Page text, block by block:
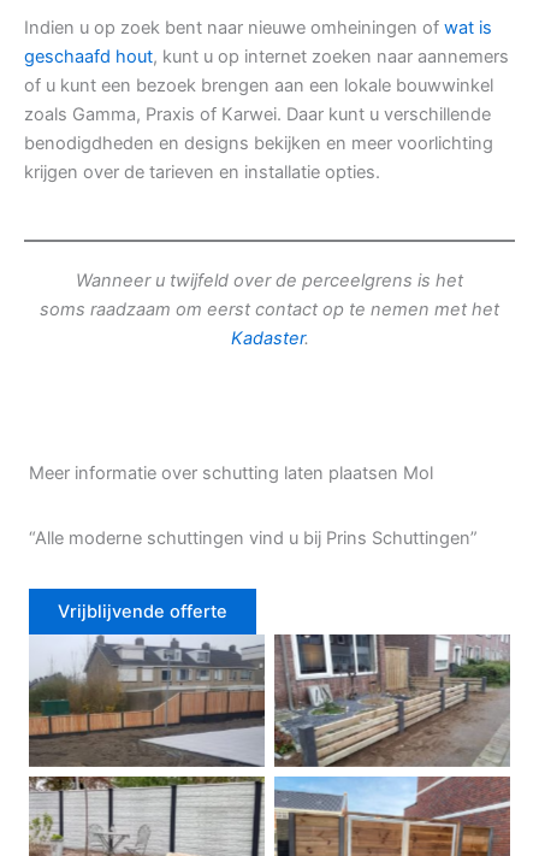
Indien u op zoek bent naar nieuwe omheiningen of wat is
geschaafd hout, kunt u op internet zoeken naar aannemers
of u kunt een bezoek brengen aan een lokale bouwwinkel
zoals Gamma, Praxis of Karwei. Daar kunt u verschillende
benodigdheden en designs bekijken en meer voorlichting
krijgen over de tarieven en installatie opties.
Wanneer u twijfeld over de perceelgrens is het
soms raadzaam om eerst contact op te nemen met het
Kadaster.
Meer informatie over schutting laten plaatsen Mol
“Alle moderne schuttingen vind u bij Prins Schuttingen”
Vrijblijvende offerte
Douglas schutting Tuinhek voortuin
Betonschutting